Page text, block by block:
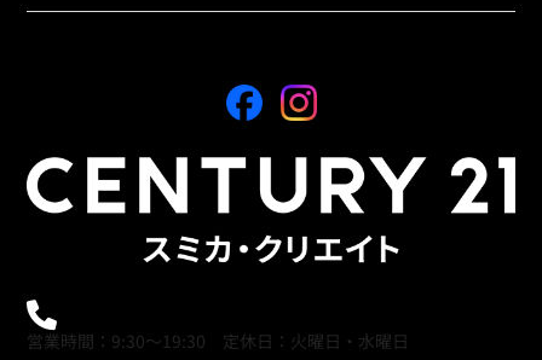
営業時間：9:30～19:30 定休日：火曜日・水曜日